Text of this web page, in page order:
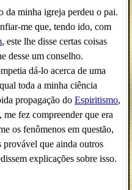
da minha igreja perdeu o pai.
me que, tendo ido, com
, este lhe disse certas coisas
desse um conselho.
dá-lo acerca de uma
toda a minha ciência
propagação do Espiritismo,
me fez compreender que era
os fenômenos em questão,
provável que ainda outros
explicações sobre isso.